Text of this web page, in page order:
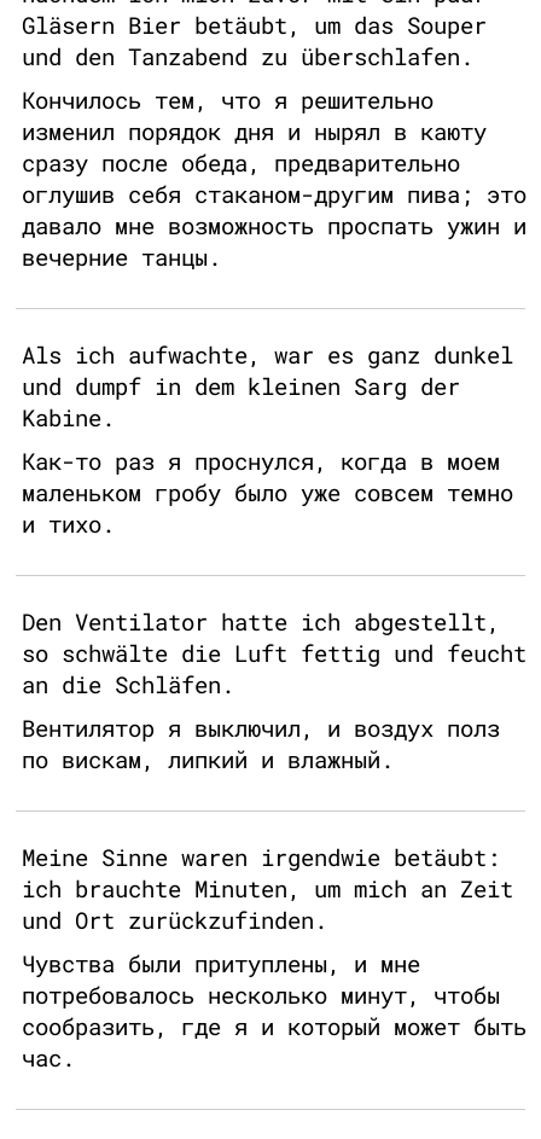
Gläsern Bier betäubt, um das Souper
und den Tanzabend zu überschlafen.
Кончилось тем, что я решительно
изменил порядок дня и нырял в каюту
сразу после обеда, предварительно
оглушив себя стаканом-другим пива; это
давало мне возможность проспать ужин и
вечерние танцы.
Als ich aufwachte, war es ganz dunkel
und dumpf in dem kleinen Sarg der
Kabine.
Как-то раз я проснулся, когда в моем
маленьком гробу было уже совсем темно
и тихо.
Den Ventilator hatte ich abgestellt,
so schwälte die Luft fettig und feucht
an die Schläfen.
Вентилятор я выключил, и воздух полз
по вискам, липкий и влажный.
Meine Sinne waren irgendwie betäubt:
ich brauchte Minuten, um mich an Zeit
und Ort zurückzufinden.
Чувства были притуплены, и мне
потребовалось несколько минут, чтобы
сообразить, где я и который может быть
час.